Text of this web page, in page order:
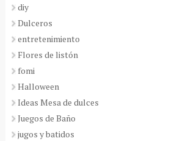
diy
Dulceros
entretenimiento
Flores de listón
fomi
Halloween
Ideas Mesa de dulces
Juegos de Baño
jugos y batidos